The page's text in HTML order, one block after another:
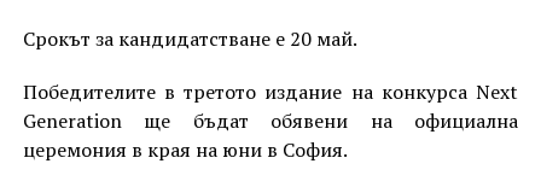
Срокът за кандидатстване е 20 май.
Победителите в третото издание на конкурса Next
Generation ще бъдат обявени на официална
церемония в края на юни в София.